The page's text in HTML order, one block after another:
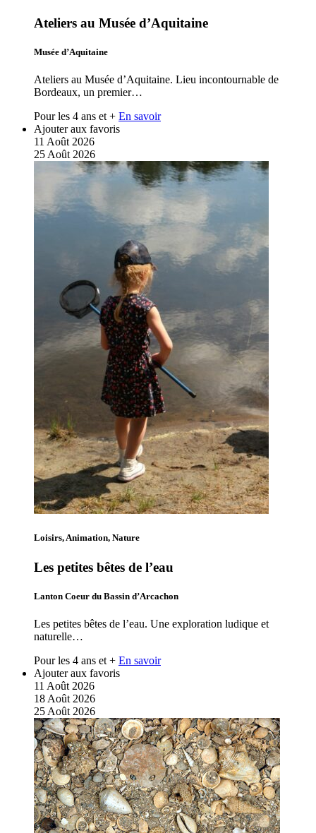
Ateliers au Musée d’Aquitaine
Musée d’Aquitaine
Ateliers au Musée d’Aquitaine. Lieu incontournable de
Bordeaux, un premier…
Pour les 4 ans et + En savoir
Ajouter aux favoris
11 Août 2026
25 Août 2026
Loisirs, Animation, Nature
Les petites bêtes de l’eau
Lanton Coeur du Bassin d’Arcachon
Les petites bêtes de l’eau. Une exploration ludique et
naturelle…
Pour les 4 ans et + En savoir
Ajouter aux favoris
11 Août 2026
18 Août 2026
25 Août 2026